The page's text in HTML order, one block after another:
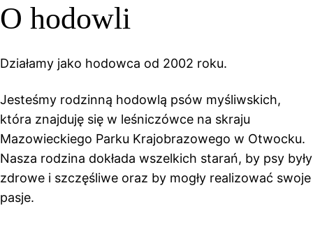
O hodowli
Działamy jako hodowca od 2002 roku.
Jesteśmy rodzinną hodowlą psów myśliwskich,
która znajduję się w leśniczówce na skraju
Mazowieckiego Parku Krajobrazowego w Otwocku.
Nasza rodzina dokłada wszelkich starań, by psy były
zdrowe i szczęśliwe oraz by mogły realizować swoje
pasje.